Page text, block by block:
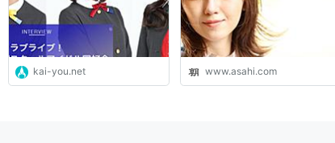
kai-you.net www.asahi.com